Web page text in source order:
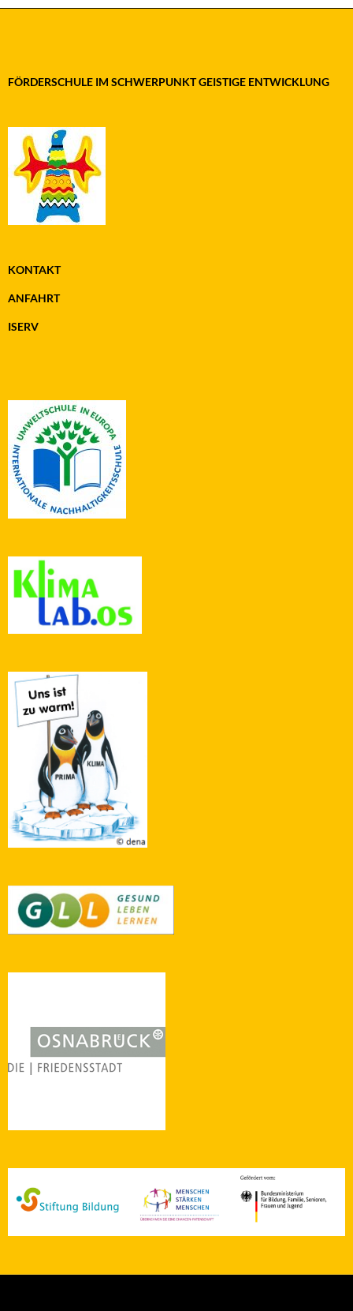
FÖRDERSCHULE IM SCHWERPUNKT GEISTIGE ENTWICKLUNG
KONTAKT
ANFAHRT
ISERV